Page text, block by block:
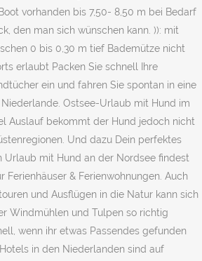
vorhanden bis 7,50- 8,50 m bei Bedarf
den man sich wünschen kann. )): mit
0 bis 0,30 m tief Bademütze nicht
erlaubt Packen Sie schnell Ihre
ein und fahren Sie spontan in eine
Ostsee-Urlaub mit Hund im
Auslauf bekommt der Hund jedoch nicht
Und dazu Dein perfektes
Urlaub mit Hund an der Nordsee findest
Ferienhäuser & Ferienwohnungen. Auch
und Ausflügen in die Natur kann sich
Windmühlen und Tulpen so richtig
wenn ihr etwas Passendes gefunden
in den Niederlanden sind auf